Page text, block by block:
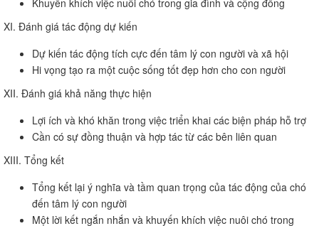
XI. Đánh giá tác động dự kiến
Dự kiến tác động tích cực đến tâm lý con người và xã hội
Hi vọng tạo ra một cuộc sống tốt đẹp hơn cho con người
XII. Đánh giá khả năng thực hiện
Lợi ích và khó khăn trong việc triển khai các biện pháp hỗ trợ
Cần có sự đồng thuận và hợp tác từ các bên liên quan
XIII. Tổng kết
Tổng kết lại ý nghĩa và tầm quan trọng của tác động của chó
đến tâm lý con người
Một lời kết ngắn nhắn và khuyến khích việc nuôi chó trong